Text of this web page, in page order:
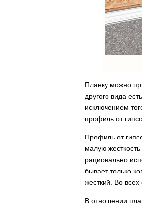
Планку можно
другого вида
исключением
профиль от
Профиль от
малую жесткость
рационально
бывает только
жесткий. Во
В отношении